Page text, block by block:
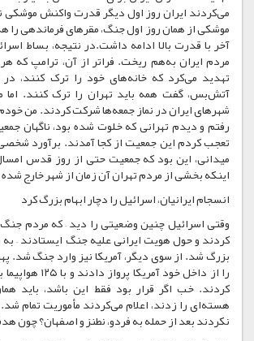
می‌کردند ایران روز اول دیگر قدرت واکنش موشکی
موشکی از همان روز اول جنگ، مقرهای فرماندهی را
آخر با قدرت بالا ادامه داشت.در نتیجه، بساط
مردم ایران به‌هم ریخت. فراتر از آن، ترامپ که
تهدید می‌کرد که خانه‌های خود را ترک کنند،
آتش‌بس، گفت همه باید تهران را ترک کنند. اما
شهرهای ایران در نماز جمعه‌ها شرکت کردند. من
رفتم و دیدم تهرانی که خلوت شده بود، ناگهان
تعجب کردم این جمعیت از کجا آمدند. برآورد
میدانی، این بود که جمعیت حتی از روز قدس
اینکه بخشی از مردم تهران آن زمان از شهر خارج
انسجام ایرانیان، اسرائیل را دچار ابهام بزرگ کرد
وقتی اسرائیل چنین وضعیتی را دید – که مردم جنگ
کردند و حول هویت ایرانی علیه جنگ ایستادند – به
بزرگ شد. از سوی دیگر، آمریکا نیز وارد جنگ شد.
را از داخل خود
کردند. خب اگر قرار بود فقط این باشد، باید
هسته‌ای را زدند، اعلام می‌کردند مأموریت تمام شد.
نکردند بعد از حمله به فردو، نطنز و اصفهان؟ چون